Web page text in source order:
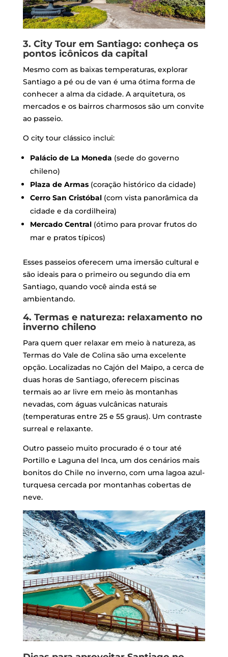
3. City Tour em Santiago: conheça os
pontos icônicos da capital
Mesmo com as baixas temperaturas, explorar
Santiago a pé ou de van é uma ótima forma de
conhecer a alma da cidade. A arquitetura, os
mercados e os bairros charmosos são um convite
ao passeio.
O city tour clássico inclui:
Palácio de La Moneda (sede do governo
chileno)
Plaza de Armas(coração histórico da cidade)
Cerro San Cristóbal(com vista panorâmica da
cidade e da cordilheira)
Mercado Central(ótimo para provar frutos do
mar e pratos típicos)
Esses passeios oferecem uma imersão cultural e
são ideais para o primeiro ou segundo dia em
Santiago, quando você ainda está se
ambientando.
4. Termas e natureza: relaxamento no
inverno chileno
Para quem quer relaxar em meio à natureza, as
Termas do Vale de Colina são uma excelente
opção. Localizadas no Cajón del Maipo, a cerca de
duas horas de Santiago, oferecem piscinas
termais ao ar livre em meio às montanhas
nevadas, com águas vulcânicas naturais
(temperaturas entre 25 e 55 graus). Um contraste
surreal e relaxante.
Outro passeio muito procurado é o tour até
Portillo e Laguna del Inca, um dos cenários mais
bonitos do Chile no inverno, com uma lagoa azul-
turquesa cercada por montanhas cobertas de
neve.